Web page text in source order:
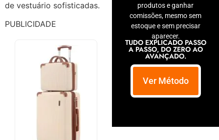
de vestuário sofisticadas.
PUBLICIDADE
produtos e ganhar
comissões, mesmo sem
estoque e sem precisar
aparecer.
TUDO EXPLICADO PASSO
A PASSO, DO ZERO AO
AVANÇADO.
Ver Método